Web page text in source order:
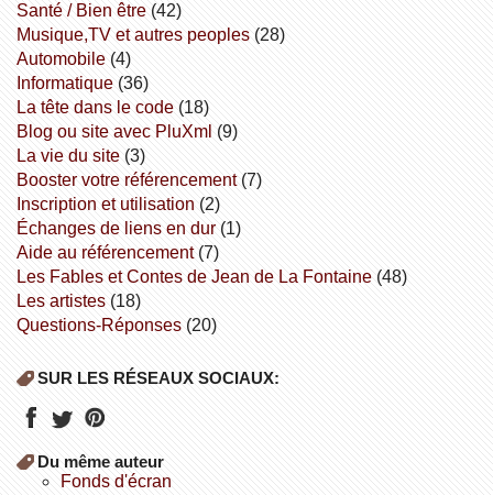
Santé / Bien être(42)
Musique,TV et autres peoples(28)
Automobile(4)
informatique(36)
la tête dans le code(18)
Blog ou site avec PluXml (9)
la vie du site(3)
booster votre référencement(7)
inscription et utilisation (2)
échanges de liens en dur(1)
aide au référencement(7)
Les Fables et Contes de Jean de La Fontaine(48)
Les artistes(18)
Questions-Réponses(20)
SUR LES RÉSEAUX SOCIAUX:
Du même auteur
fonds d'écran